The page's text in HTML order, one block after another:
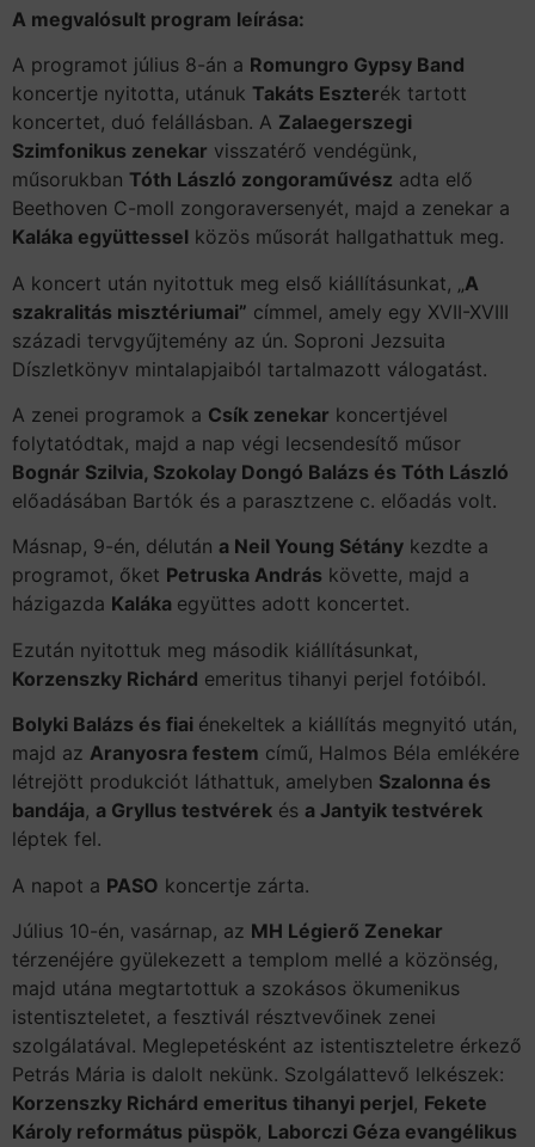
A megvalósult program leírása:
A programot július 8-án a Romungro Gypsy Band
koncertje nyitotta, utánuk Takáts Eszterék tartott
koncertet, duó felállásban. A Zalaegerszegi
Szimfonikus zenekar visszatérő vendégünk,
műsorukban Tóth László zongoraművész adta elő
Beethoven C-moll zongoraversenyét, majd a zenekar a
Kaláka együttessel közös műsorát hallgathattuk meg.
A koncert után nyitottuk meg első kiállításunkat, „A
szakralitás misztériumai” címmel, amely egy XVII-XVIII
századi tervgyűjtemény az ún. Soproni Jezsuita
Díszletkönyv mintalapjaiból tartalmazott válogatást.
A zenei programok a Csík zenekar koncertjével
folytatódtak, majd a nap végi lecsendesítő műsor
Bognár Szilvia, Szokolay Dongó Balázs és Tóth László
előadásában Bartók és a parasztzene c. előadás volt.
Másnap, 9-én, délután a Neil Young Sétány kezdte a
programot, őket Petruska András követte, majd a
házigazda Kaláka együttes adott koncertet.
Ezután nyitottuk meg második kiállításunkat,
Korzenszky Richárd emeritus tihanyi perjel fotóiból.
Bolyki Balázs és fiai énekeltek a kiállítás megnyitó után,
majd az Aranyosra festem című, Halmos Béla emlékére
létrejött produkciót láthattuk, amelyben Szalonna és
bandája, a Gryllus testvérek és a Jantyik testvérek
léptek fel.
A napot a PASO koncertje zárta.
Július 10-én, vasárnap, az MH Légierő Zenekar
térzenéjére gyülekezett a templom mellé a közönség,
majd utána megtartottuk a szokásos ökumenikus
istentiszteletet, a fesztivál résztvevőinek zenei
szolgálatával. Meglepetésként az istentiszteletre érkező
Petrás Mária is dalolt nekünk. Szolgálattevő lelkészek:
Korzenszky Richárd emeritus tihanyi perjel, Fekete
Károly református püspök, Laborczi Géza evangélikus